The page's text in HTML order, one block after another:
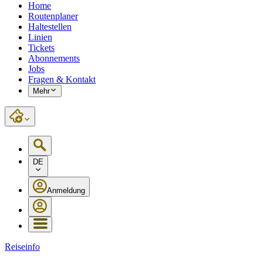
Home
Routenplaner
Haltestellen
Linien
Tickets
Abonnements
Jobs
Fragen & Kontakt
Mehr
DE
Anmeldung
Reiseinfo